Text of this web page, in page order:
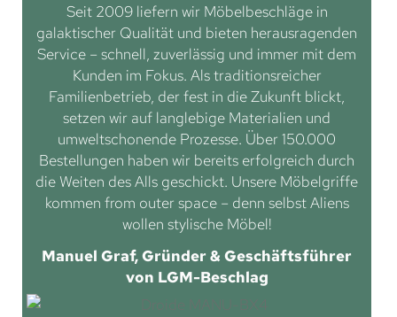
Seit 2009 liefern wir Möbelbeschläge in
galaktischer Qualität und bieten herausragenden
Service – schnell, zuverlässig und immer mit dem
Kunden im Fokus. Als traditionsreicher
Familienbetrieb, der fest in die Zukunft blickt,
setzen wir auf langlebige Materialien und
umweltschonende Prozesse. Über 150.000
Bestellungen haben wir bereits erfolgreich durch
die Weiten des Alls geschickt. Unsere Möbelgriffe
kommen from outer space – denn selbst Aliens
wollen stylische Möbel!
Manuel Graf, Gründer & Geschäftsführer
von LGM-Beschlag